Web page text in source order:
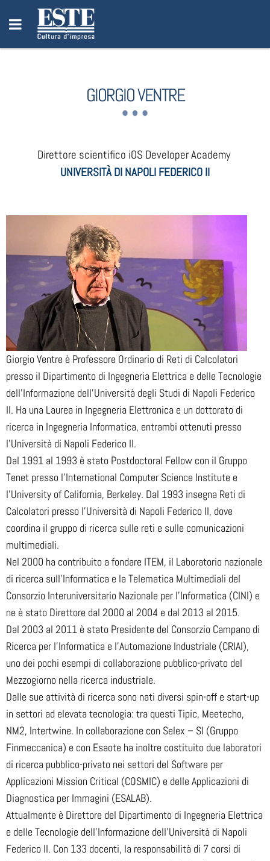
GIORGIO VENTRE
Direttore scientifico iOS Developer Academy
UNIVERSITÀ DI NAPOLI FEDERICO II
Giorgio Ventre è Professore Ordinario di Reti di Calcolatori
presso il Dipartimento di Ingegneria Elettrica e delle Tecnologie
dell’Informazione dell'Università degli Studi di Napoli Federico
II. Ha una Laurea in Ingegneria Elettronica e un dottorato di
ricerca in Ingegneria Informatica, entrambi ottenuti presso
l'Università di Napoli Federico II.
Dal 1991 al 1993 è stato Postdoctoral Fellow con il Gruppo
Tenet presso l'International Computer Science Institute e
l'University of California, Berkeley. Dal 1993 insegna Reti di
Calcolatori presso l'Università di Napoli Federico II, dove
coordina il gruppo di ricerca sulle reti e sulle comunicazioni
multimediali.
Nel 2000 ha contribuito a fondare ITEM, il Laboratorio nazionale
di ricerca sull’Informatica e la Telematica Multimediali del
Consorzio Interuniversitario Nazionale per l’Informatica (CINI) e
ne è stato Direttore dal 2000 al 2004 e dal 2013 al 2015.
Dal 2003 al 2011 è stato Presidente del Consorzio Campano di
Ricerca per l’Informatica e l’Automazione Industriale (CRIAI),
uno dei pochi esempi di collaborazione pubblico-privato del
Mezzogiorno nella ricerca industriale.
Dalle sue attività di ricerca sono nati diversi spin-off e start-up
in settori ad elevata tecnologia: tra questi Tipic, Meetecho,
NM2, Intertwine. In collaborazione con Selex – SI (Gruppo
Finmeccanica) e con Esaote ha inoltre costituito due laboratori
di ricerca pubblico-privato nei settori del Software per
Applicazioni Mission Critical (COSMIC) e delle Applicazioni di
Diagnostica per Immagini (ESALAB).
Attualmente è Direttore del Dipartimento di Ingegneria Elettrica
e delle Tecnologie dell’Informazione dell’Università di Napoli
Federico II. Con 133 docenti, la responsabilità di 7 corsi di